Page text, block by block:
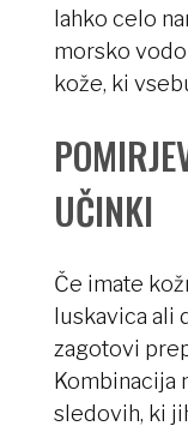
lahko celo
morsko
kože, ki
UČINKI
Če imate
luskavica ali
zagotovi
Kombinacija
sledovih, ki